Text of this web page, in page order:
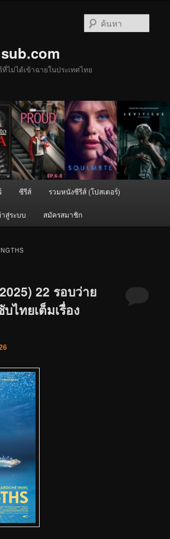
ไม่ได้เข้าฉายในประเทศไทย
ซีรีส์ รวมหนังซีรีส์ (โปสเตอร์)
าสู่ระบบ สมัครสมาชิก
22 รอบว่าย
ไทยเต็มเรื่อง